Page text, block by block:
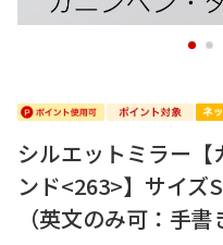
1 2
シルエットミラー【
ンド<263>】サイズ
（英文のみ可：手書